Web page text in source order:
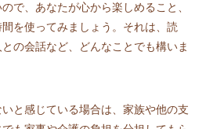
で、あなたが心から楽しめること、
を使ってみましょう。それは、読
の会話など、どんなことでも構いま
と感じている場合は、家族や他の支